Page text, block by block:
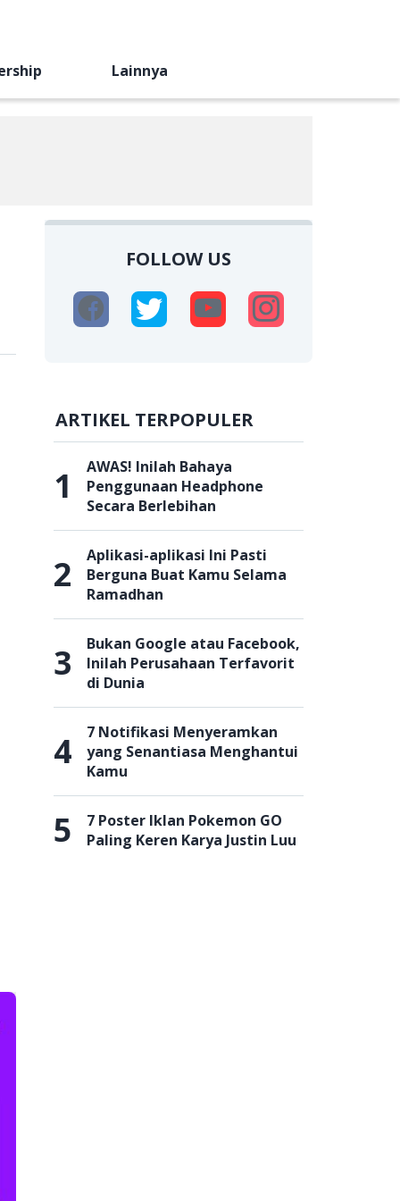
Lainnya
FOLLOW US
ARTIKEL TERPOPULER
1
AWAS! Inilah Bahaya
Penggunaan Headphone
Secara Berlebihan
2
Aplikasi-aplikasi Ini Pasti
Berguna Buat Kamu Selama
Ramadhan
3
Bukan Google atau Facebook,
Inilah Perusahaan Terfavorit
di Dunia
4
7 Notifikasi Menyeramkan
yang Senantiasa Menghantui
Kamu
5
7 Poster Iklan Pokemon GO
Paling Keren Karya Justin Luu